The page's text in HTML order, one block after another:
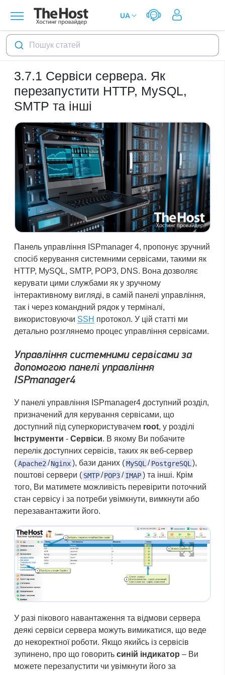
Пошук статей
3.7.1 Сервіси сервера. Як
перезапустити HTTP, MySQL,
SMTP та інші
Панель управління ISPmanager 4, пропонує зручний
спосіб керування системними сервісами, такими як
HTTP, MySQL, SMTP, POP3, DNS. Вона дозволяє
керувати цими службами як у зручному
інтерактивному вигляді, в самій панелі управління,
так і через командний рядок у терміналі,
використовуючи SSH протокол. У цій статті ми
детально розглянемо процес управління сервісами.
Управління системними сервісами за
допомогою панелі управління
ISPmanager4
У панелі управління ISPmanager4 доступний розділ,
призначений для керування сервісами, що
доступний під суперкористувачем root, у розділі
Інструменти - Сервіси. В якому Ви побачите
перелік доступних сервісів, таких як веб-сервер
(Apache2 / Nginx), бази даних (MySQL / PostgreSQL ),
поштові сервери ( SMTP/ POP3/ IMAP) та інші. Крім
того, Ви матимете можливість перевірити поточний
стан сервісу і за потреби увімкнути, вимкнути або
перезавантажити його.
У разі пікового навантаження та відмови сервера
деякі сервіси сервера можуть вимикатися, що веде
до некоректної роботи. Якщо якийсь із сервісів
зупинено, про що говорить синій індикатор – Ви
можете перезапустити чи увімкнути його за